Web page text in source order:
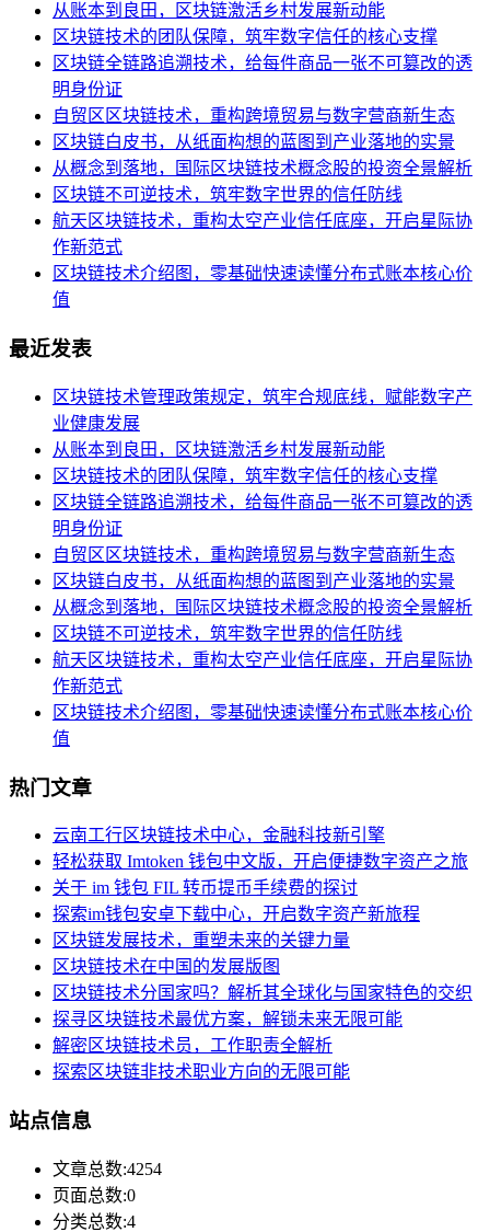
从账本到良田，区块链激活乡村发展新动能
区块链技术的团队保障，筑牢数字信任的核心支撑
区块链全链路追溯技术，给每件商品一张不可篡改的透
明身份证
自贸区区块链技术，重构跨境贸易与数字营商新生态
区块链白皮书，从纸面构想的蓝图到产业落地的实景
从概念到落地，国际区块链技术概念股的投资全景解析
区块链不可逆技术，筑牢数字世界的信任防线
航天区块链技术，重构太空产业信任底座，开启星际协
作新范式
区块链技术介绍图，零基础快速读懂分布式账本核心价
值
最近发表
区块链技术管理政策规定，筑牢合规底线，赋能数字产
业健康发展
从账本到良田，区块链激活乡村发展新动能
区块链技术的团队保障，筑牢数字信任的核心支撑
区块链全链路追溯技术，给每件商品一张不可篡改的透
明身份证
自贸区区块链技术，重构跨境贸易与数字营商新生态
区块链白皮书，从纸面构想的蓝图到产业落地的实景
从概念到落地，国际区块链技术概念股的投资全景解析
区块链不可逆技术，筑牢数字世界的信任防线
航天区块链技术，重构太空产业信任底座，开启星际协
作新范式
区块链技术介绍图，零基础快速读懂分布式账本核心价
值
热门文章
云南工行区块链技术中心，金融科技新引擎
轻松获取 Imtoken 钱包中文版，开启便捷数字资产之旅
关于 im 钱包 FIL 转币提币手续费的探讨
探索im钱包安卓下载中心，开启数字资产新旅程
区块链发展技术，重塑未来的关键力量
区块链技术在中国的发展版图
区块链技术分国家吗？解析其全球化与国家特色的交织
探寻区块链技术最优方案，解锁未来无限可能
解密区块链技术员，工作职责全解析
探索区块链非技术职业方向的无限可能
站点信息
文章总数:4254
页面总数:0
分类总数:4